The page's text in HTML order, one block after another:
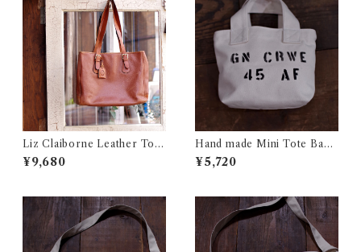
Liz Claiborne Leather Tote
Bag / リズ クレイボーン レザ
ー トートバック 古着
¥9,680
Hand made Mini Tote Bag /
ハンドメイド ミニ トート バッ
ク
¥5,720